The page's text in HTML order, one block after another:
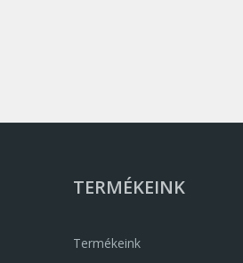
TERMÉKEINK
Termékeink